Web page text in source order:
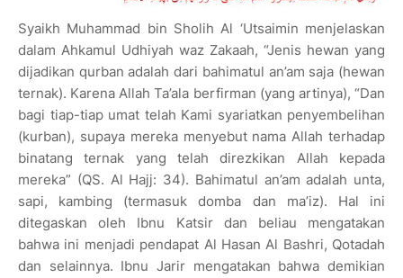
Syaikh Muhammad bin Sholih Al ‘Utsaimin menjelaskan
dalam Ahkamul Udhiyah waz Zakaah, “Jenis hewan yang
dijadikan qurban adalah dari bahimatul an’am saja (hewan
ternak). Karena Allah Ta’ala berfirman (yang artinya), “Dan
bagi tiap-tiap umat telah Kami syariatkan penyembelihan
(kurban), supaya mereka menyebut nama Allah terhadap
binatang ternak yang telah direzkikan Allah kepada
mereka” (QS. Al Hajj: 34). Bahimatul an’am adalah unta,
sapi, kambing (termasuk domba dan ma’iz). Hal ini
ditegaskan oleh Ibnu Katsir dan beliau mengatakan
bahwa ini menjadi pendapat Al Hasan Al Bashri, Qotadah
dan selainnya. Ibnu Jarir mengatakan bahwa demikian